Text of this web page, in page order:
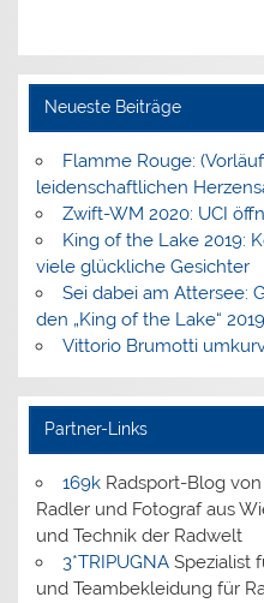
Neueste Beiträge
Flamme Rouge:
leidenschaftlichen
Zwift-WM 2020: UCI
King of the Lake 2019:
viele glückliche Gesichter
Sei dabei am Attersee:
den „King of the Lake“ 2019
Vittorio Brumotti
Partner-Links
169kRadsport-Blog
Radler und Fotograf aus
und Technik der Radwelt
3*TRIPUGNASpezialist
und Teambekleidung für